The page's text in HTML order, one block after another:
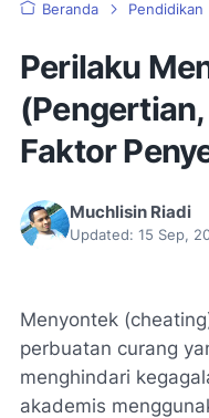
Beranda Pendidikan
Perilaku
Faktor
Muchlisin Riadi
Updated: 15 Sep,
Menyontek
perbuatan curang
menghindari
akademis